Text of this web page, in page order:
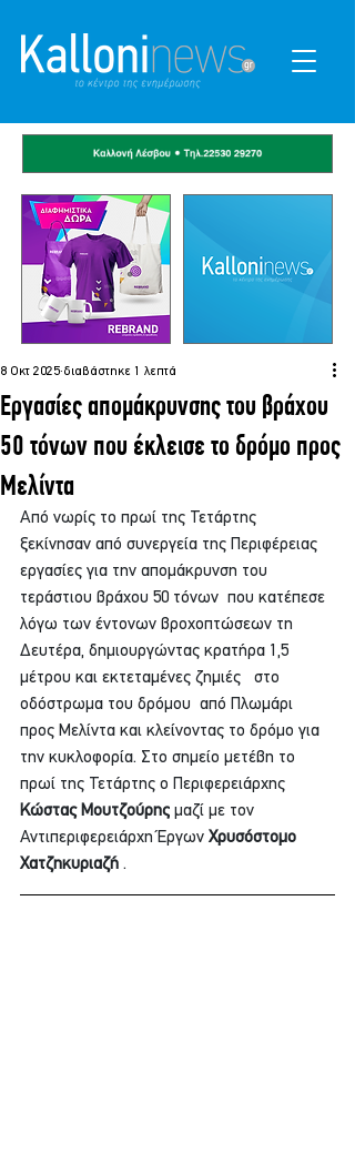
Εργασίες απομάκρυνσης του βράχου
50 τόνων που έκλεισε το δρόμο προς
Μελίντα
8 Οκτ 2025 διαβάστηκε 1 λεπτά
Από νωρίς το πρωί της Τετάρτης
ξεκίνησαν από συνεργεία της Περιφέρειας
εργασίες για την απομάκρυνση του
τεράστιου βράχου 50 τόνων  που κατέπεσε
λόγω των έντονων βροχοπτώσεων τη
Δευτέρα, δημιουργώντας κρατήρα 1,5
μέτρου και εκτεταμένες ζημιές   στο
οδόστρωμα του δρόμου  από Πλωμάρι
προς Μελίντα και κλείνοντας το δρόμο για
την κυκλοφορία. Στο σημείο μετέβη το
πρωί της Τετάρτης ο Περιφερειάρχης
Κώστας Μουτζούρης μαζί με τον
Αντιπεριφερειάρχη Έργων Χρυσόστομο
Χατζηκυριαζή .